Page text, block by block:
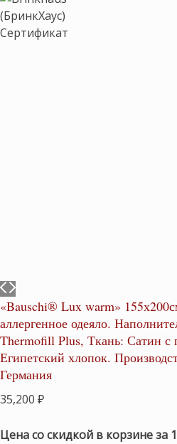
«Bauschi® Lux warm»
аллергенное одеяло.
Thermofill Plus, Ткань: Сатин с
Египетский хлопок.
Германия
35,200 ₽
Цена со скидкой в корзине за